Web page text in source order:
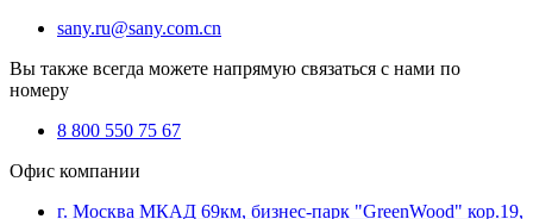
sany.ru@sany.com.cn
Вы также всегда можете напрямую связаться с нами по
номеру
8 800 550 75 67
Офис компании
г. Москва МКАД 69км, бизнес-парк "GreenWood" кор.19,